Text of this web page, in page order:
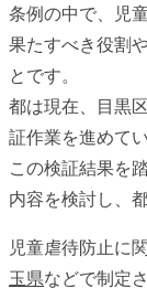
条例の中で、児
果たすべき役割
とです。
都は現在、目黒
証作業を進めて
この検証結果を
内容を検討し、
児童虐待防止に
玉県などで制定